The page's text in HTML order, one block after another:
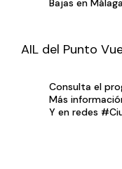
AIL del Punto
Consulta el
Más
Y en redes